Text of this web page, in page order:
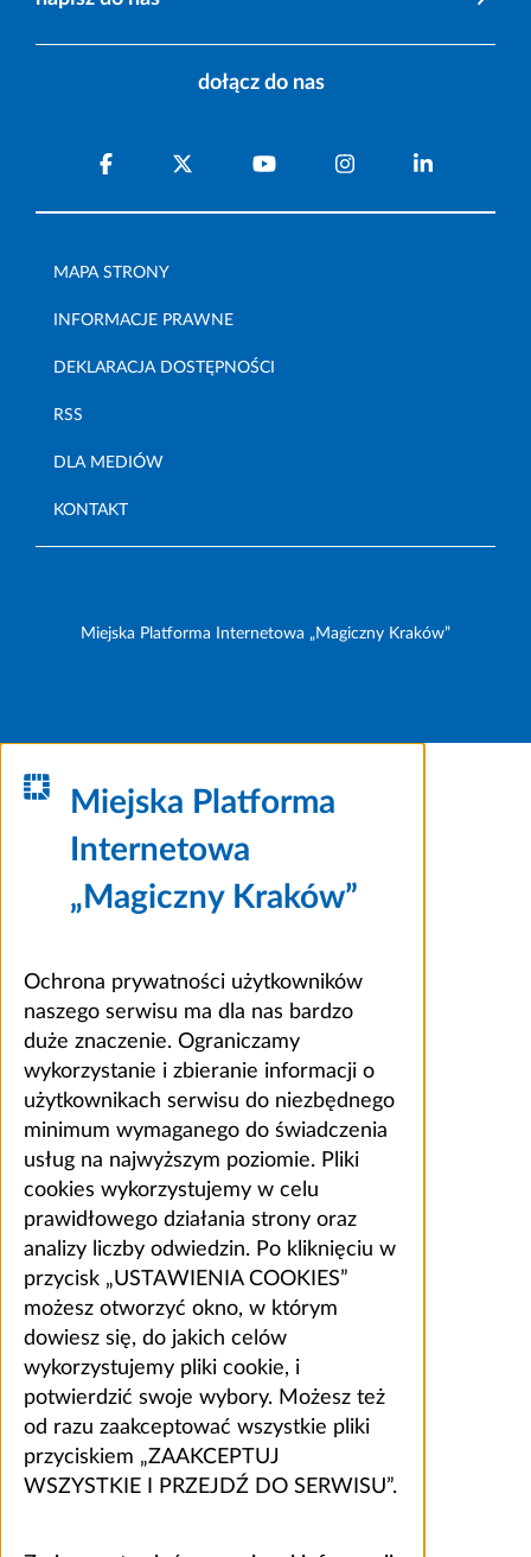
dołącz do nas
MAPA STRONY
INFORMACJE PRAWNE
DEKLARACJA DOSTĘPNOŚCI
RSS
DLA MEDIÓW
KONTAKT
Miejska Platforma Internetowa „Magiczny Kraków”
Miejska Platforma
Internetowa
„Magiczny Kraków”
Ochrona prywatności użytkowników
naszego serwisu ma dla nas bardzo
duże znaczenie. Ograniczamy
wykorzystanie i zbieranie informacji o
użytkownikach serwisu do niezbędnego
minimum wymaganego do świadczenia
usług na najwyższym poziomie. Pliki
cookies wykorzystujemy w celu
prawidłowego działania strony oraz
analizy liczby odwiedzin. Po kliknięciu w
przycisk „USTAWIENIA COOKIES”
możesz otworzyć okno, w którym
dowiesz się, do jakich celów
wykorzystujemy pliki cookie, i
potwierdzić swoje wybory. Możesz też
od razu zaakceptować wszystkie pliki
przyciskiem „ZAAKCEPTUJ
WSZYSTKIE I PRZEJDŹ DO SERWISU”.